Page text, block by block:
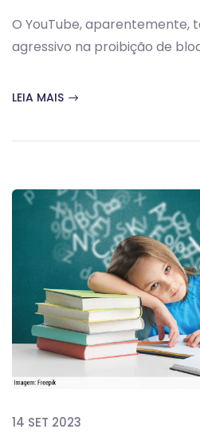
O YouTube, aparentemente,
agressivo na proibição de
LEIA MAIS
14 SET 2023